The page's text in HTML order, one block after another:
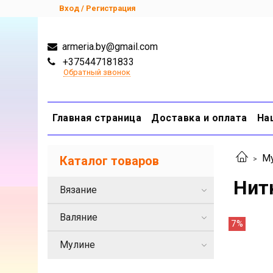
Вход / Регистрация
armeria.by@gmail.com
+375447181833
Обратный звонок
Главная страница Доставка и оплата
7%
Каталог товаров
Вязание
Валяние
Мулине